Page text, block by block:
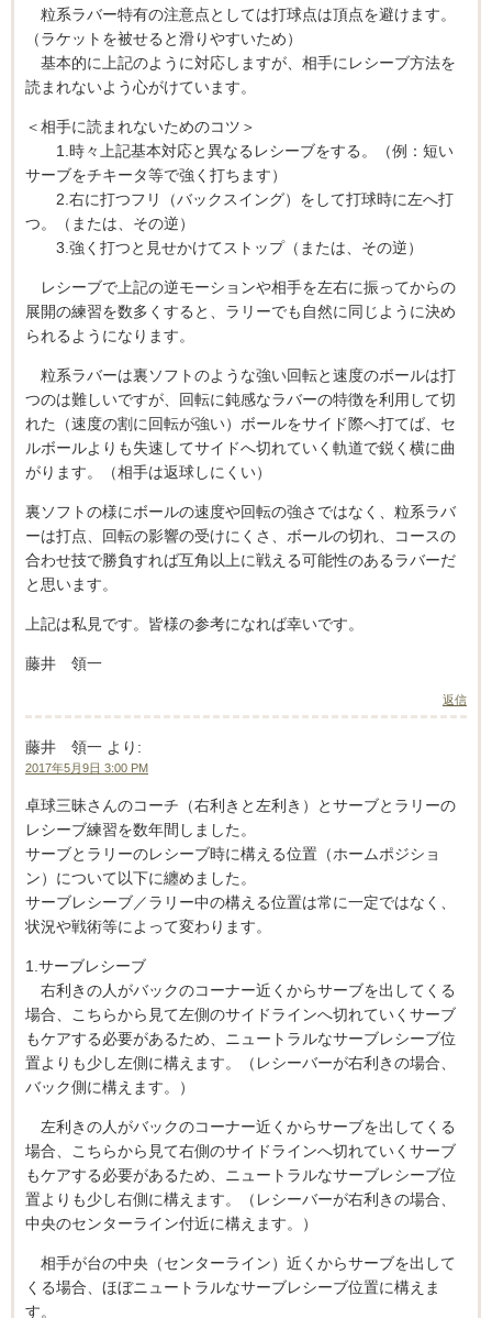
粒系ラバー特有の注意点としては打球点は頂点を避けます。
（ラケットを被せると滑りやすいため）
基本的に上記のように対応しますが、相手にレシーブ方法を
読まれないよう心がけています。
＜相手に読まれないためのコツ＞
1.時々上記基本対応と異なるレシーブをする。（例：短い
サーブをチキータ等で強く打ちます）
2.右に打つフリ（バックスイング）をして打球時に左へ打
つ。（または、その逆）
3.強く打つと見せかけてストップ（または、その逆）
レシーブで上記の逆モーションや相手を左右に振ってからの
展開の練習を数多くすると、ラリーでも自然に同じように決め
られるようになります。
粒系ラバーは裏ソフトのような強い回転と速度のボールは打
つのは難しいですが、回転に鈍感なラバーの特徴を利用して切
れた（速度の割に回転が強い）ボールをサイド際へ打てば、セ
ルボールよりも失速してサイドへ切れていく軌道で鋭く横に曲
がります。（相手は返球しにくい）
裏ソフトの様にボールの速度や回転の強さではなく、粒系ラバ
ーは打点、回転の影響の受けにくさ、ボールの切れ、コースの
合わせ技で勝負すれば互角以上に戦える可能性のあるラバーだ
と思います。
上記は私見です。皆様の参考になれば幸いです。
藤井 領一
返信
藤井 領一 より:
2017年5月9日 3:00 PM
卓球三昧さんのコーチ（右利きと左利き）とサーブとラリーの
レシーブ練習を数年間しました。
サーブとラリーのレシーブ時に構える位置（ホームポジショ
ン）について以下に纏めました。
サーブレシーブ／ラリー中の構える位置は常に一定ではなく、
状況や戦術等によって変わります。
1.サーブレシーブ
右利きの人がバックのコーナー近くからサーブを出してくる
場合、こちらから見て左側のサイドラインへ切れていくサーブ
もケアする必要があるため、ニュートラルなサーブレシーブ位
置よりも少し左側に構えます。（レシーバーが右利きの場合、
バック側に構えます。）
左利きの人がバックのコーナー近くからサーブを出してくる
場合、こちらから見て右側のサイドラインへ切れていくサーブ
もケアする必要があるため、ニュートラルなサーブレシーブ位
置よりも少し右側に構えます。（レシーバーが右利きの場合、
中央のセンターライン付近に構えます。）
相手が台の中央（センターライン）近くからサーブを出して
くる場合、ほぼニュートラルなサーブレシーブ位置に構えま
す。